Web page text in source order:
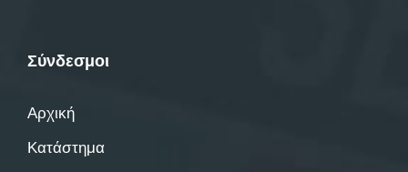
Σύνδεσμοι
Αρχική
Κατάστημα